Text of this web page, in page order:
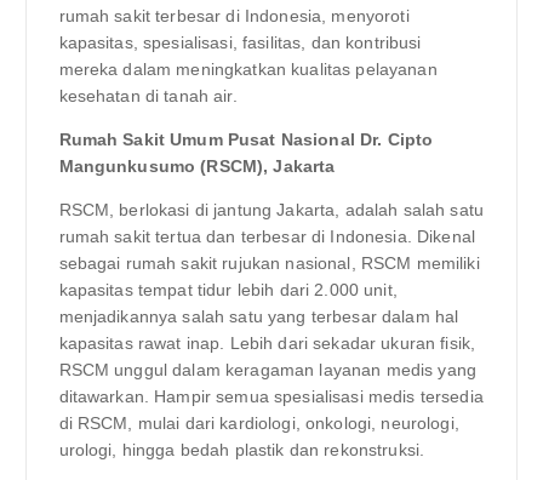
rumah sakit terbesar di Indonesia, menyoroti
kapasitas, spesialisasi, fasilitas, dan kontribusi
mereka dalam meningkatkan kualitas pelayanan
kesehatan di tanah air.
Rumah Sakit Umum Pusat Nasional Dr. Cipto
Mangunkusumo (RSCM), Jakarta
RSCM, berlokasi di jantung Jakarta, adalah salah satu
rumah sakit tertua dan terbesar di Indonesia. Dikenal
sebagai rumah sakit rujukan nasional, RSCM memiliki
kapasitas tempat tidur lebih dari 2.000 unit,
menjadikannya salah satu yang terbesar dalam hal
kapasitas rawat inap. Lebih dari sekadar ukuran fisik,
RSCM unggul dalam keragaman layanan medis yang
ditawarkan. Hampir semua spesialisasi medis tersedia
di RSCM, mulai dari kardiologi, onkologi, neurologi,
urologi, hingga bedah plastik dan rekonstruksi.